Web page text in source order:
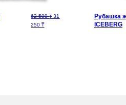
62 500₸ Первоначальная цена
31
250₸Текущая цена: 31 250 ₸.
Рубашка
ICEBERG